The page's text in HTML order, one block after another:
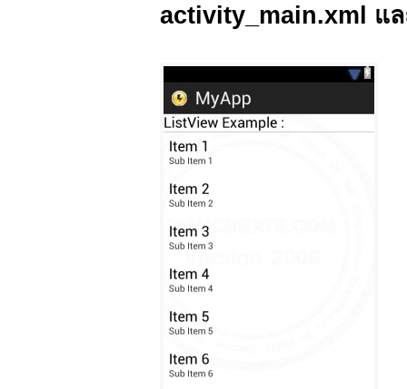
activity_main.xml แ